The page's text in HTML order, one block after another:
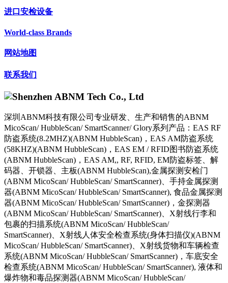
进口安检设备
World-class Brands
网站地图
联系我们
深圳ABNM科技有限公司专业研发、生产和销售的ABNM
MicoScan/ HubbleScan/ SmartScanner/ Glory系列产品：EAS RF
防盗系统(8.2MHZ)(ABNM HubbleScan)，EAS AM防盗系统
(58KHZ)(ABNM HubbleScan)，EAS EM / RFID图书防盗系统
(ABNM HubbleScan)，EAS AM,, RF, RFID, EM防盗标签、解
码器、开锁器、主板(ABNM HubbleScan),金属探测安检门
(ABNM MicoScan/ HubbleScan/ SmartScanner)、手持金属探测
器(ABNM MicoScan/ HubbleScan/ SmartScanner), 食品金属探测
器(ABNM MicoScan/ HubbleScan/ SmartScanner)，金探测器
(ABNM MicoScan/ HubbleScan/ SmartScanner)、X射线行李和
包裹的扫描系统(ABNM MicoScan/ HubbleScan/
SmartScanner)、X射线人体安全检查系统(身体扫描仪)(ABNM
MicoScan/ HubbleScan/ SmartScanner)、X射线货物和车辆检查
系统(ABNM MicoScan/ HubbleScan/ SmartScanner)，车底安全
检查系统(ABNM MicoScan/ HubbleScan/ SmartScanner), 液体和
爆炸物和毒品探测器(ABNM MicoScan/ HubbleScan/